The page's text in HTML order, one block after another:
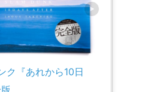
ク『あれから10日